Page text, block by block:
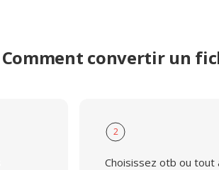
Comment convertir un
2
Choisissez otb ou